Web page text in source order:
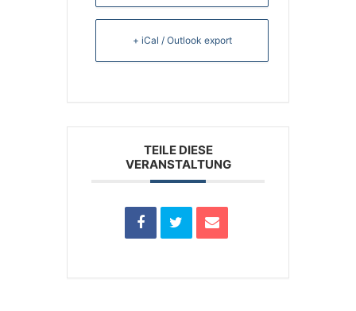
+ iCal / Outlook export
TEILE DIESE
VERANSTALTUNG